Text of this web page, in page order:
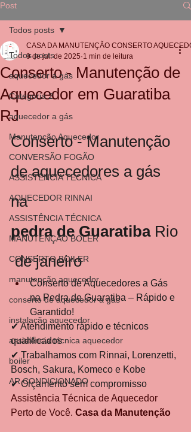
Post
Todos posts
aquecedor a gás
Categoria 2
aquecedor a gás
Manutenção Aquecedor
CONVERSÃO FOGÃO
ASSISTÊNCIA TÉCNICA
AQUECEDOR RINNAI
ASSISTÊNCIA TÉCNICA
MANUTENÇÃO BOLER
CONSERTO BOILER
manutenção aquecedor
conserto de aquecedor a gás
instalação aquecedor
assistência técnica aquecedor
boiler
AR CONDICIONADO
Todos posts
Conserto - Manutenção de
Aquecedor em Guaratiba
RJ
CASA DA MANUTENÇÃO CONSERTO
9 de jul. de 2025 1 min de leitura
Conserto - Manutenção
de aquecedores a gás
na
pedra de Guaratiba Rio
de janeiro
Conserto de Aquecedores a Gás
na Pedra de Guaratiba – Rápido e
Garantido!
✔ Atendimento rápido e técnicos
qualificados
✔ Trabalhamos com Rinnai, Lorenzetti,
Bosch, Sakura, Komeco e Kobe
✔ Orçamento sem compromisso
Assistência Técnica de Aquecedor
Perto de Você. Casa da Manutenção